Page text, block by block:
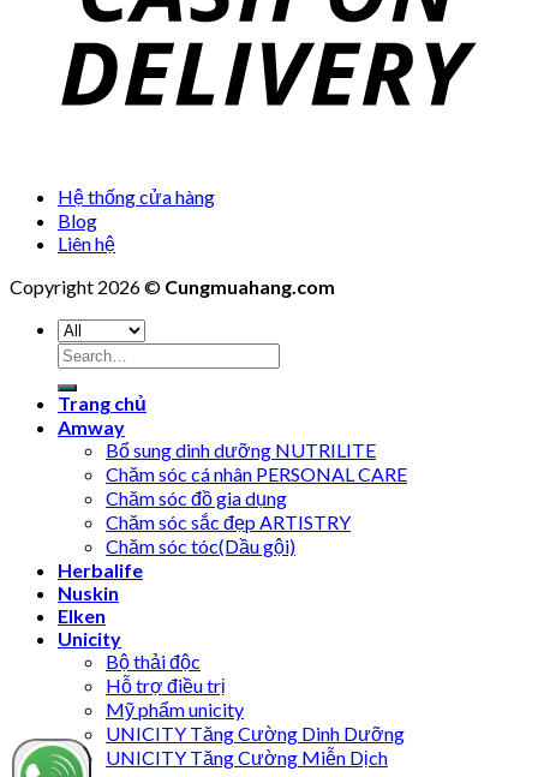
Hệ thống cửa hàng
Blog
Liên hệ
Copyright 2026 © Cungmuahang.com
Search
for:
Trang chủ
Amway
Bổ sung dinh dưỡng NUTRILITE
Chăm sóc cá nhân PERSONAL CARE
Chăm sóc đồ gia dụng
Chăm sóc sắc đẹp ARTISTRY
Chăm sóc tóc(Dầu gội)
Herbalife
Nuskin
Elken
Unicity
Bộ thải độc
Hỗ trợ điều trị
Mỹ phẩm unicity
UNICITY Tăng Cường Dinh Dưỡng
UNICITY Tăng Cường Miễn Dịch